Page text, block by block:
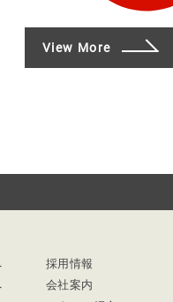
View More
採用情報
会社案内